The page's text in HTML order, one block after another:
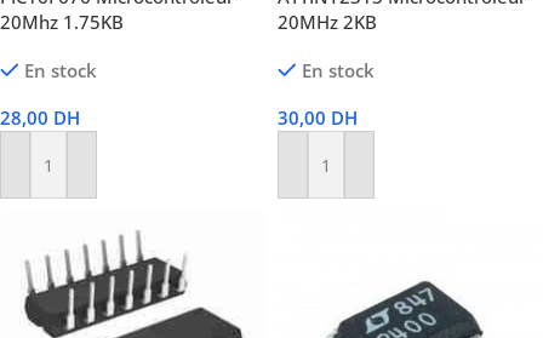
20Mhz 1.75KB
En stock
28,00 DH
Ajouter Au Panier
20MHz 2KB
En stock
30,00 DH
Ajouter Au Panier